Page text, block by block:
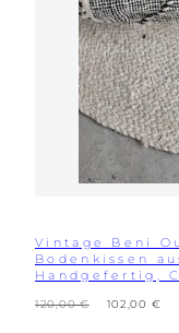
Vintage Beni
Bodenkissen
Handgefertig,
Regulärer
120,00 € 102,00 €